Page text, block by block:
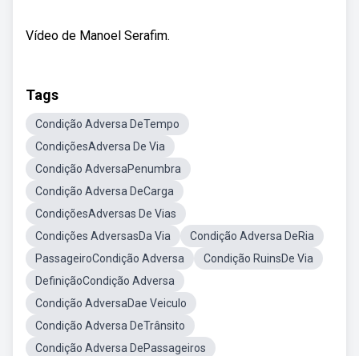
Vídeo de Manoel Serafim.
Tags
Condição Adversa DeTempo
CondiçõesAdversa De Via
Condição AdversaPenumbra
Condição Adversa DeCarga
CondiçõesAdversas De Vias
Condições AdversasDa Via
Condição Adversa DeRia
PassageiroCondição Adversa
Condição RuinsDe Via
DefiniçãoCondição Adversa
Condição AdversaDae Veiculo
Condição Adversa DeTrânsito
Condição Adversa DePassageiros